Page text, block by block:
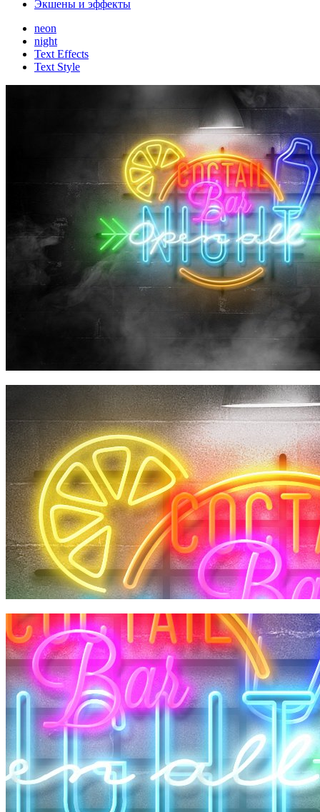
Экшены и эффекты
neon
night
Text Effects
Text Style